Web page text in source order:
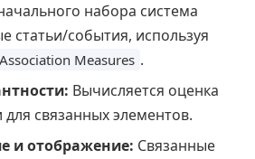
набора система
статьи/события, используя
Association Measures .
Вычисляется оценка
для связанных элементов.
и отображение: Связанные